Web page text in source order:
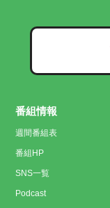
番組情報
週間番組表
番組HP
SNS一覧
Podcast